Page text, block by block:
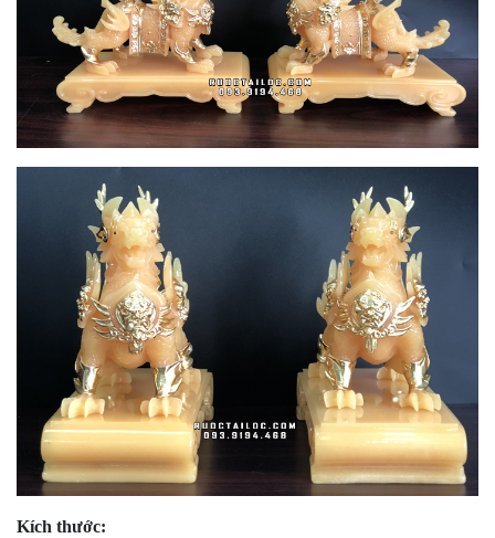
Kích thước: